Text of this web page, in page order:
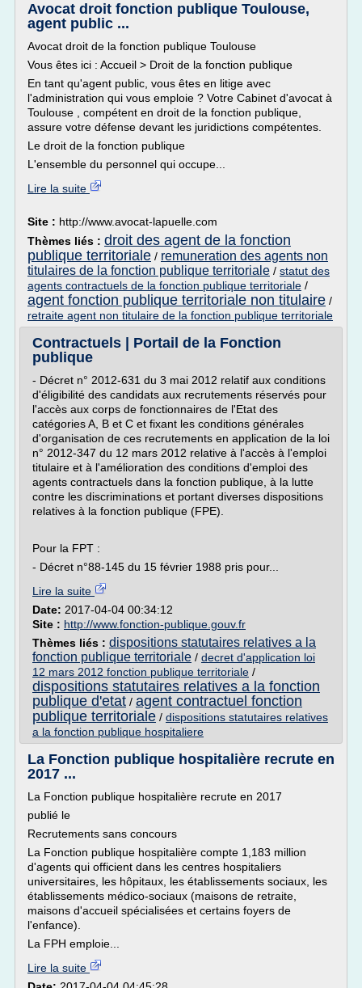
Avocat droit fonction publique Toulouse,
agent public ...
Avocat droit de la fonction publique Toulouse
Vous êtes ici : Accueil > Droit de la fonction publique
En tant qu'agent public, vous êtes en litige avec
l'administration qui vous emploie ? Votre Cabinet d'avocat à
Toulouse , compétent en droit de la fonction publique,
assure votre défense devant les juridictions compétentes.
Le droit de la fonction publique
L'ensemble du personnel qui occupe...
Lire la suite
Site : http://www.avocat-lapuelle.com
Thèmes liés : droit des agent de la fonction
publique territoriale / remuneration des agents non
titulaires de la fonction publique territoriale / statut des
agents contractuels de la fonction publique territoriale /
agent fonction publique territoriale non titulaire /
retraite agent non titulaire de la fonction publique territoriale
Contractuels | Portail de la Fonction
publique
- Décret n° 2012-631 du 3 mai 2012 relatif aux conditions
d'éligibilité des candidats aux recrutements réservés pour
l'accès aux corps de fonctionnaires de l'Etat des
catégories A, B et C et fixant les conditions générales
d'organisation de ces recrutements en application de la loi
n° 2012-347 du 12 mars 2012 relative à l'accès à l'emploi
titulaire et à l'amélioration des conditions d'emploi des
agents contractuels dans la fonction publique, à la lutte
contre les discriminations et portant diverses dispositions
relatives à la fonction publique (FPE).
Pour la FPT :
- Décret n°88-145 du 15 février 1988 pris pour...
Lire la suite
Date: 2017-04-04 00:34:12
Site : http://www.fonction-publique.gouv.fr
Thèmes liés : dispositions statutaires relatives a la
fonction publique territoriale / decret d'application loi
12 mars 2012 fonction publique territoriale /
dispositions statutaires relatives a la fonction
publique d'etat / agent contractuel fonction
publique territoriale / dispositions statutaires relatives
a la fonction publique hospitaliere
La Fonction publique hospitalière recrute en
2017 ...
La Fonction publique hospitalière recrute en 2017
publié le
Recrutements sans concours
La Fonction publique hospitalière compte 1,183 million
d'agents qui officient dans les centres hospitaliers
universitaires, les hôpitaux, les établissements sociaux, les
établissements médico-sociaux (maisons de retraite,
maisons d'accueil spécialisées et certains foyers de
l'enfance).
La FPH emploie...
Lire la suite